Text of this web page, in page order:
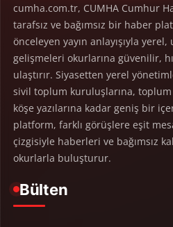
cumha.com.tr, CUMHA Cumhur
tarafsız ve bağımsız bir haber
önceleyen yayın anlayışıyla
gelişmeleri okurlarına güvenilir,
ulaştırır. Siyasetten yerel
sivil toplum kuruluşlarına, toplum
köşe yazılarına kadar geniş bir
platform, farklı görüşlere eşit
çizgisiyle haberleri ve bağımsız
okurlarla buluşturur.
Bülten